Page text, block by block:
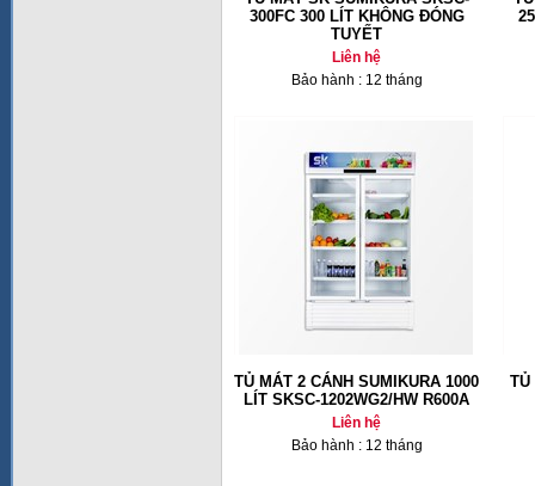
300FC 300 LÍT KHÔNG ĐÓNG
TUYẾT
Liên hệ
Bảo hành : 12 tháng
TỦ MÁT 2 CÁNH SUMIKURA 1000
LÍT SKSC-1202WG2/HW R600A
Liên hệ
Bảo hành : 12 tháng
TỦ